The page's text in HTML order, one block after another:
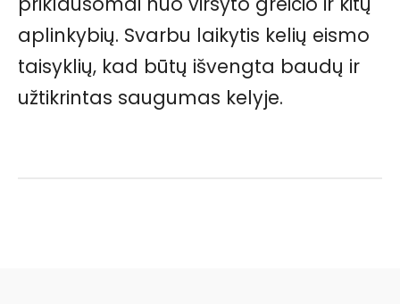
aplinkybių. Svarbu laikytis kelių eismo
taisyklių, kad būtų išvengta baudų ir
užtikrintas saugumas kelyje.